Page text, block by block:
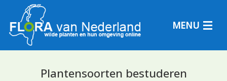
MENU
Plantensoorten bestuderen